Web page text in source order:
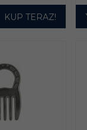
KUP TERAZ!